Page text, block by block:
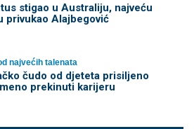
stigao u Australiju, najveću
privukao Alajbegović
najvećih talenata
čudo od djeteta prisiljeno
prekinuti karijeru